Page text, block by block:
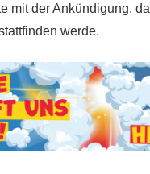
mit der Ankündigung,
werde.